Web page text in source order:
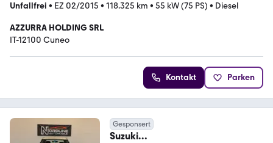
Unfallfrei • EZ 02/2015 • 118.325 km • 55 kW (75 PS) • Diesel
AZZURRA HOLDING SRL
IT-12100 Cuneo
Kontakt Parken
Gesponsert
Suzuki